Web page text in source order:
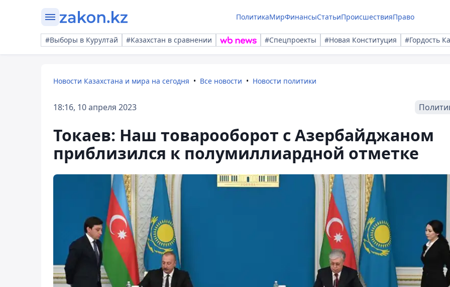
ПолитикаМирФинансыСтатьиПроисшествияПраво
#Выборы в Курултай #Казахстан в сравнении #Спецпроекты #Новая Конституция #Гордость
Новости Казахстана и мира на сегодня Все новости Новости политики
18:16, 10 апреля 2023
Токаев: Наш товарооборот с Азербайджаном
приблизился к полумиллиардной отметке